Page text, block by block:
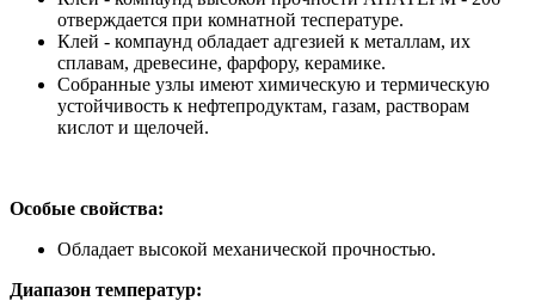
отверждается при комнатной теспературе.
Клей - компаунд обладает адгезией к металлам, их
сплавам, древесине, фарфору, керамике.
Собранные узлы имеют химическую и термическую
устойчивость к нефтепродуктам, газам, растворам
кислот и щелочей.
Особые свойства:
Обладает высокой механической прочностью.
Диапазон температур: